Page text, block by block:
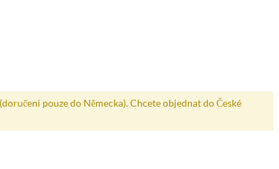
pouze do Německa). Chcete objednat do České